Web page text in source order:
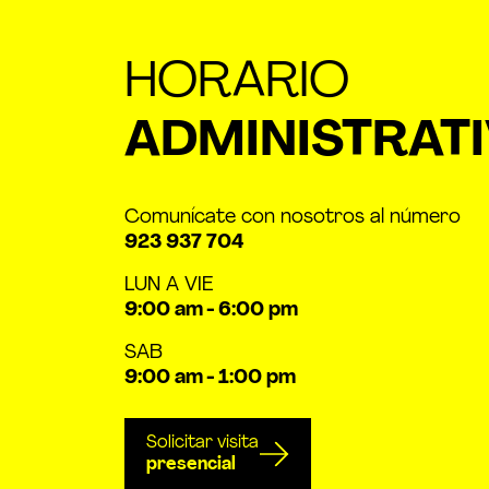
HORARIO
Comunícate con nosotros al número
923 937 704
LUN A VIE
9:00 am - 6:00 pm
SAB
9:00 am - 1:00 pm
Solicitar visita
presencial